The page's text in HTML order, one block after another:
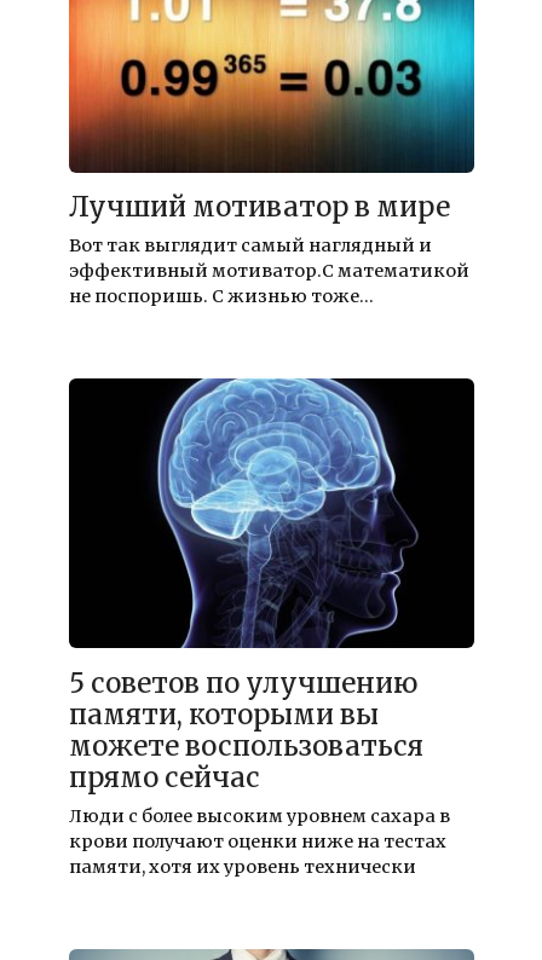
Лучший мотиватор в мире
Вот так выглядит самый наглядный и
эффективный мотиватор.С математикой
не поспоришь. С жизнью тоже…
5 советов по улучшению
памяти, которыми вы
можете воспользоваться
прямо сейчас
Люди с более высоким уровнем сахара в
крови получают оценки ниже на тестах
памяти, хотя их уровень технически